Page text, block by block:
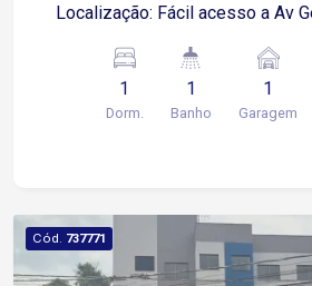
Localização: Fácil acesso a Av
comércios em geral.
1
Dorm.
1
Banho
1
Garagem
Cód. 737771